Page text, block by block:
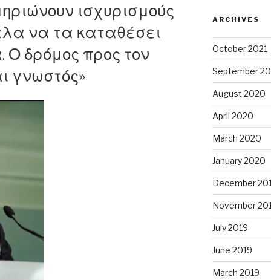
ισχυρισμούς
να τα καταθέσει
δρόμος προς τον
γνωστός»
ARCHIVES
October 2021
September
August 2020
April 2020
March 2020
January 2020
December
November
July 2019
June 2019
March 2019